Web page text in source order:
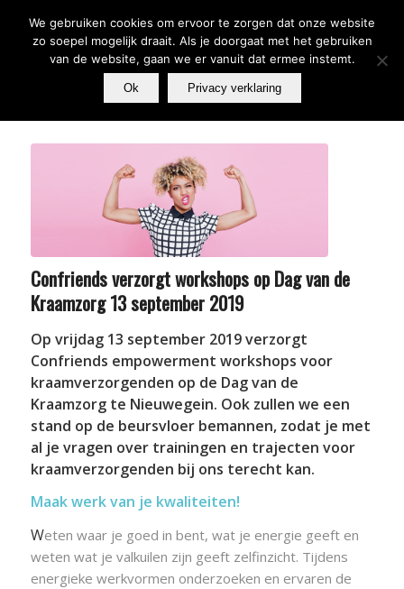
Confriends verzorgt workshops op Dag van de
Kraamzorg 13 september 2019
Op vrijdag 13 september 2019 verzorgt
Confriends empowerment workshops voor
kraamverzorgenden op de Dag van de
Kraamzorg te Nieuwegein. Ook zullen we een
stand op de beursvloer bemannen, zodat je met
al je vragen over trainingen en trajecten voor
kraamverzorgenden bij ons terecht kan.
Maak werk van je kwaliteiten!
Weten waar je goed in bent, wat je energie geeft en
weten wat je valkuilen zijn geeft zelfinzicht. Tijdens
energieke werkvormen onderzoeken en ervaren de
We gebruiken cookies om ervoor te zorgen dat onze website
zo soepel mogelijk draait. Als je doorgaat met het gebruiken
van de website, gaan we er vanuit dat ermee instemt.
Ok Privacy verklaring